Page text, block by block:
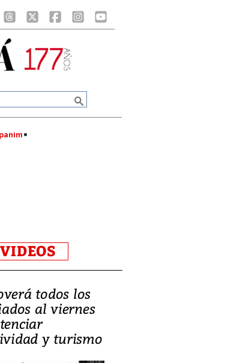
VIDEOS
todos los
al viernes
y turismo